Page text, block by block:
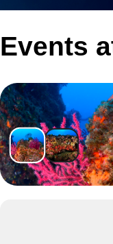
Events